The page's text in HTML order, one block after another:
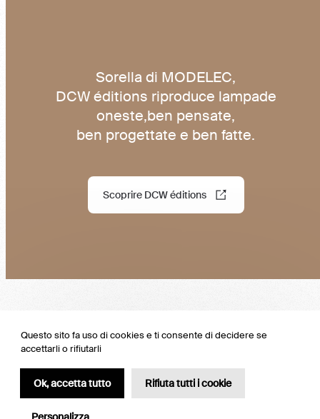
Sorella di MODELEC,
DCW éditions riproduce lampade
oneste,ben pensate,
ben progettate e ben fatte.
Scoprire DCW éditions
Questo sito fa uso di cookies e ti consente di decidere se
accettarli o rifiutarli
Ok, accetta tutto Rifiuta tutti i cookie